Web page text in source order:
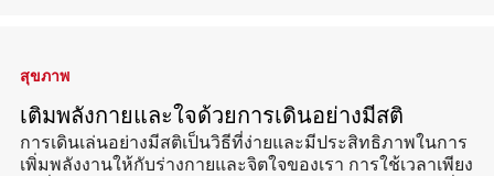
สุขภาพ
เติมพลังกายและใจด้วยการเดินอย่างมีสติ
การเดินเล่นอย่างมีสติเป็นวิธีที่ง่ายและมีประสิทธิภาพในการ
เพิ่มพลังงานให้กับร่างกายและจิตใจของเรา การใช้เวลาเพียง